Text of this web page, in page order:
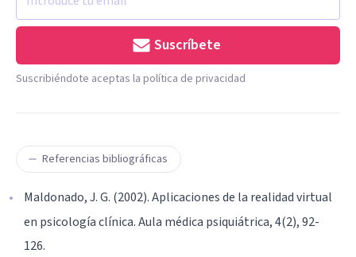
Suscríbete
Suscribiéndote aceptas la política de privacidad
Referencias bibliográficas
Maldonado, J. G. (2002). Aplicaciones de la realidad virtual
en psicología clínica. Aula médica psiquiátrica, 4(2), 92-
126.